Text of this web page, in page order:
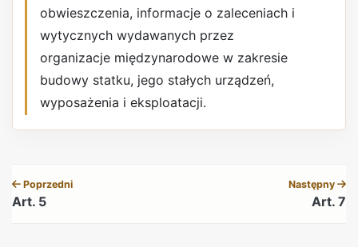
obwieszczenia, informacje o zaleceniach i
wytycznych wydawanych przez
organizacje międzynarodowe w zakresie
budowy statku, jego stałych urządzeń,
wyposażenia i eksploatacji.
Poprzedni
Art. 5
Następny
Art. 7